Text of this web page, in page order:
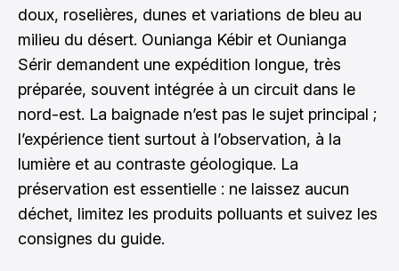
doux, roselières, dunes et variations de bleu au
milieu du désert. Ounianga Kébir et Ounianga
Sérir demandent une expédition longue, très
préparée, souvent intégrée à un circuit dans le
nord-est. La baignade n’est pas le sujet principal ;
l’expérience tient surtout à l’observation, à la
lumière et au contraste géologique. La
préservation est essentielle : ne laissez aucun
déchet, limitez les produits polluants et suivez les
consignes du guide.